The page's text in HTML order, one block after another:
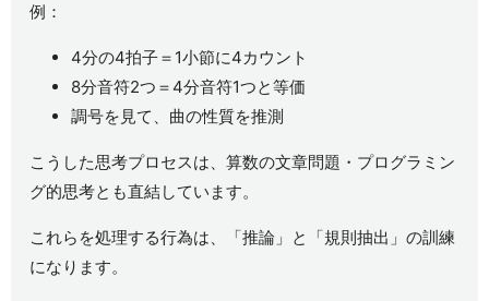
例：
4分の4拍子＝1小節に4カウント
8分音符2つ＝4分音符1つと等価
調号を見て、曲の性質を推測
こうした思考プロセスは、算数の文章問題・プログラミン
グ的思考とも直結しています。
これらを処理する行為は、「推論」と「規則抽出」の訓練
になります。